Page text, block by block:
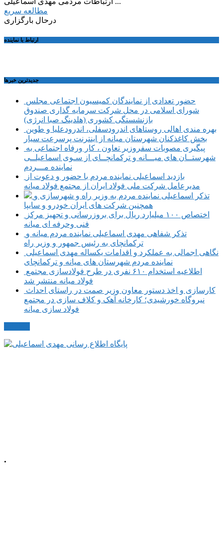
مطالعه سریع
درحال بارگزاری
ارتباط با نماینده
جديدترين خبرها
شورای اسلامی در محل شرکت سرمایه گذاری صندوق
بازنشستگی کشوری (هلدینگ صبا انرژی)
بخش کاغذکنان شهرستان میانه از اینترنت پرسرعت سیار
شهرستــان های میـــانه و ترکمانچــای از سـوی اسماعیلــی
نماینده مـــردم
مدیرعامل شرکت ملی فولاد ایران از مجتمع فولاد میانه
همچنین شرکت های ایران خودرو و سایپا
فنی وحرفه ای میانه
ترکمانچای به رئیس جمهور و وزیر راه
نماینده مردم شهرستان های میانه و ترکمانچای
فولاد میانه منتشر شد
نیروگاه خورشیدی؛ کارخانه آهک و کلاف سازی در مجتمع
فولاد سازی میانه
.